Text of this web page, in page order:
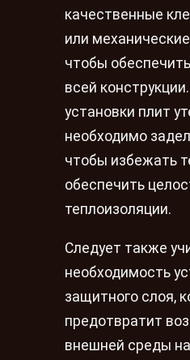
качественные
или
чтобы
всей
установки плит
необходимо
чтобы избежать
обеспечить
теплоизоляции.
Следует также
необходимость
защитного слоя,
предотвратит
внешней среды